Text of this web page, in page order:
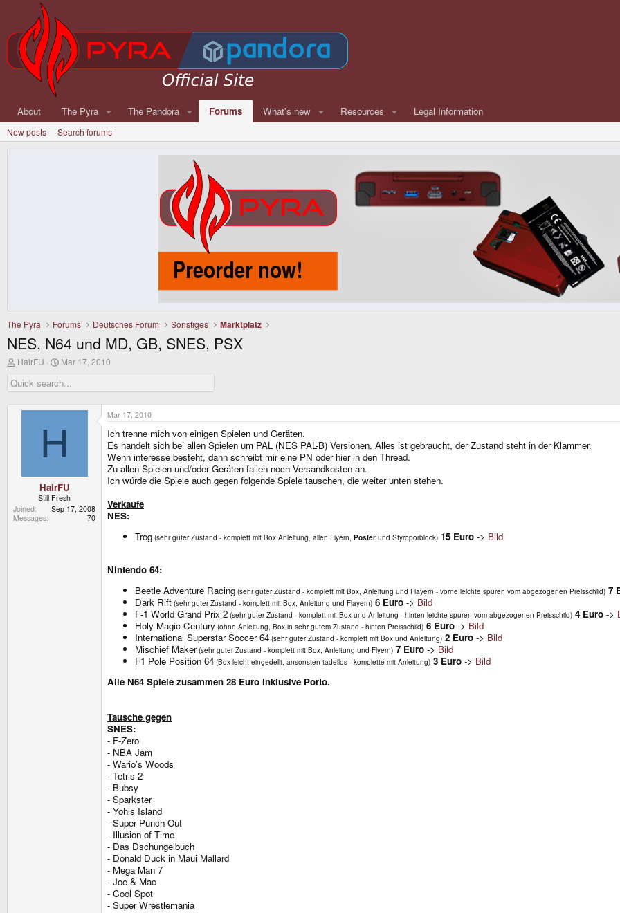
About The Pyra The Pandora Forums What's new Resources Legal Information
New posts Search forums
The Pyra Forums Deutsches Forum Sonstiges Marktplatz
NES, N64 und MD, GB, SNES, PSX
T
r
e
HairFU
S
a
r
d
t
e
Mar 17, 2010
H
HairFU
Still Fresh
Joined
Sep 17, 2008
Messages
70
Mar 17, 2010
Ich trenne mich von einigen Spielen und Geräten.
Es handelt sich bei allen Spielen um PAL (NES PAL-B) Versionen. Alles ist gebraucht, der Zustand steht in der Klammer.
Wenn interesse besteht, dann schreibt mir eine PN oder hier in den Thread.
Zu allen Spielen und/oder Geräten fallen noch Versandkosten an.
Ich würde die Spiele auch gegen folgende Spiele tauschen, die weiter unten stehen.
Verkaufe
NES:
Trog (sehr guter Zustand - komplett mit Box Anleitung, allen Flyern, Poster und Styroporblock) 15 Euro -> Bild
Nintendo 64:
Beetle Adventure Racing (sehr guter Zustand - komplett mit Box, Anleitung und Flayern - vorne leichte spuren vom abgezogenen Preisschild) 7
Dark Rift (sehr guter Zustand - komplett mit Box, Anleitung und Flayern) 6 Euro -> Bild
F-1 World Grand Prix 2 (sehr guter Zustand - komplett mit Box und Anleitung - hinten leichte spuren vom abgezogenen Preisschild) 4 Euro ->
Holy Magic Century (ohne Anleitung, Box in sehr gutem Zustand - hinten Preisschild) 6 Euro -> Bild
International Superstar Soccer 64 (sehr guter Zustand - komplett mit Box und Anleitung) 2 Euro -> Bild
Mischief Maker(sehr guter Zustand - komplett mit Box, Anleitung und Flyern) 7 Euro -> Bild
F1 Pole Position 64 (Box leicht eingedellt, ansonsten tadellos - komplette mit Anleitung) 3 Euro -> Bild
Alle N64 Spiele zusammen 28 Euro inklusive Porto.
Tausche gegen
SNES:
- F-Zero
- NBA Jam
- Wario's Woods
- Tetris 2
- Bubsy
- Sparkster
- Yohis Island
- Super Punch Out
- Illusion of Time
- Das Dschungelbuch
- Donald Duck in Maui Mallard
- Mega Man 7
- Joe & Mac
- Cool Spot
- Super Wrestlemania